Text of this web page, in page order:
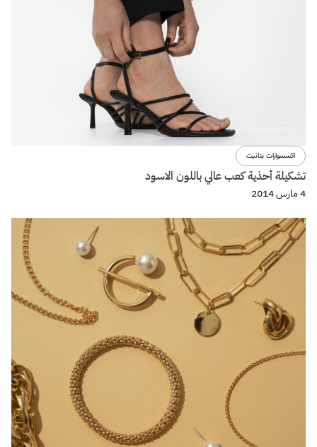
اكسسوارات بنانيت
تشكيلة أحذية كعب عالي باللون الاسود
4 مارس 2014